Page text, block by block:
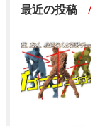
最近の投稿